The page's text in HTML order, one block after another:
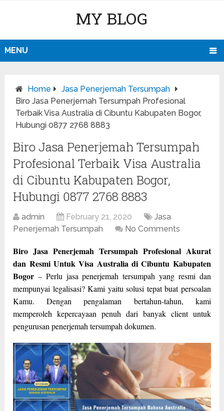
MY BLOG
MENU
Home
Jasa Penerjemah Tersumpah
Biro Jasa Penerjemah Tersumpah Profesional
Terbaik Visa Australia di Cibuntu Kabupaten Bogor,
Hubungi 0877 2768 8883
Biro Jasa Penerjemah Tersumpah
Profesional Terbaik Visa Australia
di Cibuntu Kabupaten Bogor,
Hubungi 0877 2768 8883
admin February 21, 2020
Jasa
Penerjemah Tersumpah
No Comments
Biro Jasa Penerjemah Tersumpah Profesional Akurat
dan Resmi Untuk Visa Australia di Cibuntu Kabupaten
Bogor – Perlu jasa penerjemah tersumpah yang resmi dan
mempunyai legalisasi? Kami yaitu solusi tepat buat persoalan
Kamu. Dengan pengalaman bertahun-tahun, kami
memperoleh kepercayaan penuh dari banyak client untuk
pengurusan penerjemah tersumpah dokumen.